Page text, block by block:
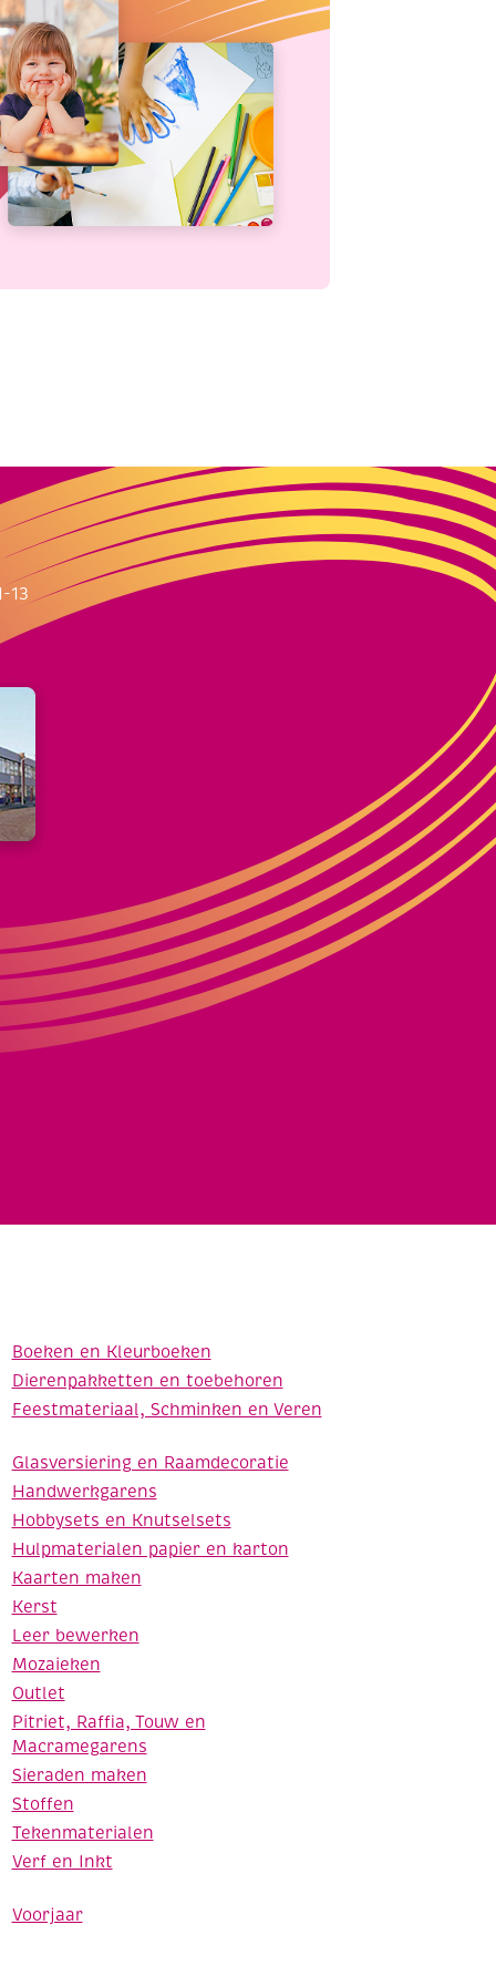
13
Boeken en Kleurboeken
Dierenpakketten en toebehoren
Feestmateriaal, Schminken en Veren
Glasversiering en Raamdecoratie
Handwerkgarens
Hobbysets en Knutselsets
Hulpmaterialen papier en karton
Kaarten maken
Kerst
Leer bewerken
Mozaieken
Outlet
Pitriet, Raffia, Touw en
Macramegarens
Sieraden maken
Stoffen
Tekenmaterialen
Verf en Inkt
Voorjaar